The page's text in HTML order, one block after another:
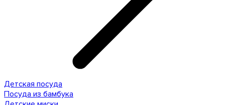
Детская посуда
Посуда из бамбука